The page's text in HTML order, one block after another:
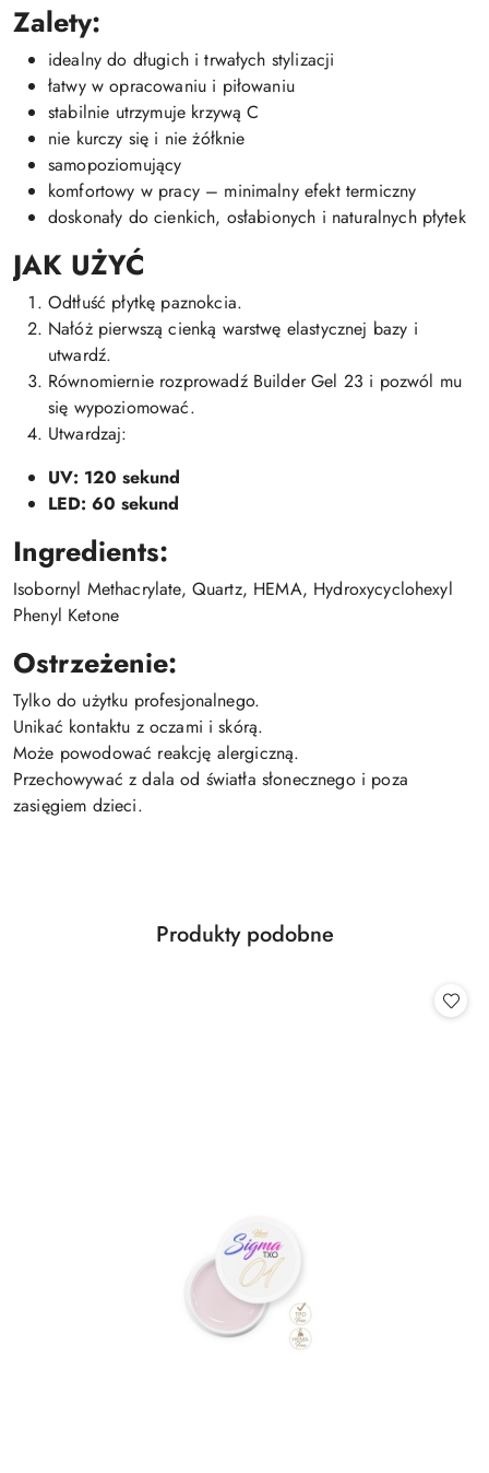
Zalety:
idealny do długich i trwałych stylizacji
łatwy w opracowaniu i piłowaniu
stabilnie utrzymuje krzywą C
nie kurczy się i nie żółknie
samopoziomujący
komfortowy w pracy – minimalny efekt termiczny
doskonały do cienkich, osłabionych i naturalnych płytek
JAK UŻYĆ
Odtłuść płytkę paznokcia.
Nałóż pierwszą cienką warstwę elastycznej bazy i
utwardź.
Równomiernie rozprowadź Builder Gel 23 i pozwól mu
się wypoziomować.
Utwardzaj:
UV: 120 sekund
LED: 60 sekund
Ingredients:
Isobornyl Methacrylate, Quartz, HEMA, Hydroxycyclohexyl
Phenyl Ketone
Ostrzeżenie:
Tylko do użytku profesjonalnego.
Unikać kontaktu z oczami i skórą.
Może powodować reakcję alergiczną.
Przechowywać z dala od światła słonecznego i poza
zasięgiem dzieci.
Pomiń karuzelę produktów
Produkty
Produkty podobne